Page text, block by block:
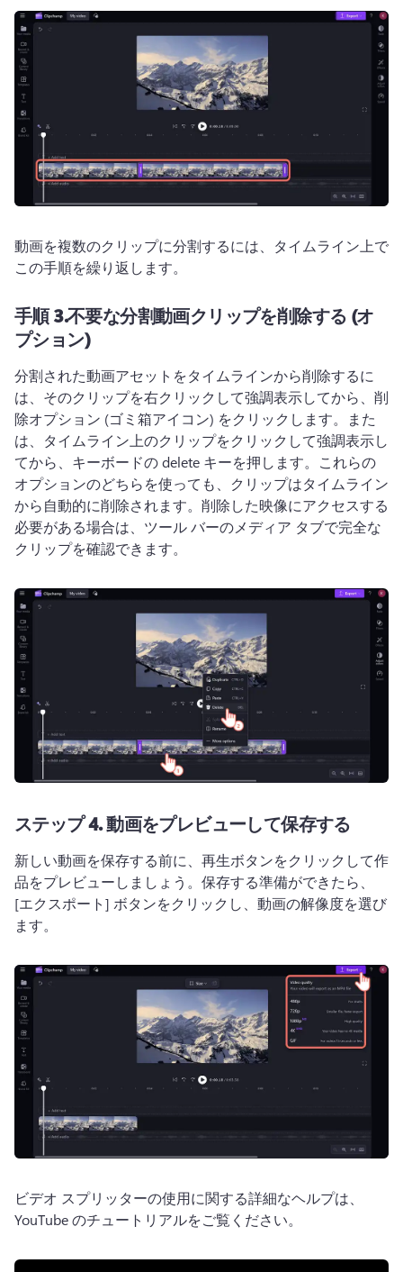
動画を複数のクリップに分割するには、タイムライン上で
この手順を繰り返します。
手順 3.不要な分割動画クリップを削除する (オ
プション)
分割された動画アセットをタイムラインから削除するに
は、そのクリップを右クリックして強調表示してから、削
除オプション (ゴミ箱アイコン) をクリックします。
また
は、タイムライン上のクリップをクリックして強調表示し
てから、キーボードの delete キーを押します。 これらの
オプションのどちらを使っても、クリップはタイムライン
から自動的に削除されます。 削除した映像にアクセスする
必要がある場合は、ツール バーのメディア タブで完全な
クリップを確認できます。
ステップ 4.動画をプレビューして保存する
新しい動画を保存する前に、再生ボタンをクリックして作
品をプレビューしましょう。 保存する準備ができたら、
[エクスポート] ボタンをクリックし、動画の解像度を選び
ます。
ビデオ スプリッターの使用に関する詳細なヘルプは、
YouTube のチュートリアルをご覧ください。